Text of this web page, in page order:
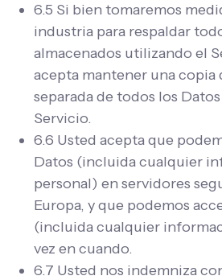
6.5 Si bien tomaremos
industria para respaldar
almacenados utilizando el
acepta mantener una copia
separada de todos los
Servicio.
6.6 Usted acepta que
Datos (incluida cualquier
personal) en servidores
Europa, y que podemos
(incluida cualquier
vez en cuando.
6.7 Usted nos indemniza